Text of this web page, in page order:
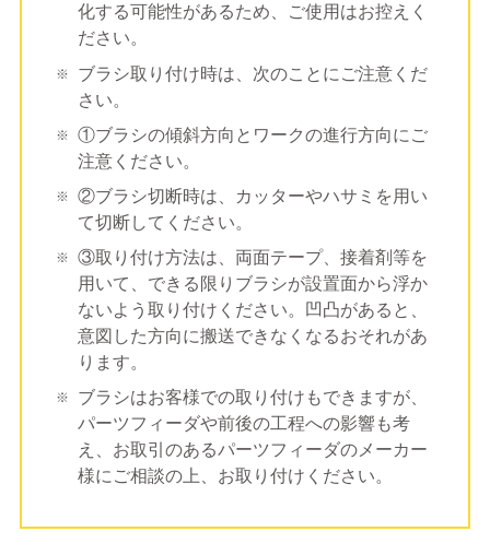
化する可能性があるため、ご使用はお控えく
ださい。
ブラシ取り付け時は、次のことにご注意くだ
さい。
①ブラシの傾斜方向とワークの進行方向にご
注意ください。
②ブラシ切断時は、カッターやハサミを用い
て切断してください。
③取り付け方法は、両面テープ、接着剤等を
用いて、できる限りブラシが設置面から浮か
ないよう取り付けください。凹凸があると、
意図した方向に搬送できなくなるおそれがあ
ります。
ブラシはお客様での取り付けもできますが、
パーツフィーダや前後の工程への影響も考
え、お取引のあるパーツフィーダのメーカー
様にご相談の上、お取り付けください。